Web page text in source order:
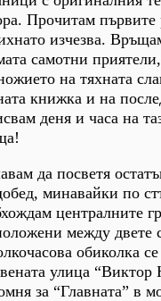
Прочитам
изчезва.
самотни
на тяхната
книжка и на
деня и часа на
да посветя
минавайки по
централните
между двете
обиколка
улица
за “Главната” в